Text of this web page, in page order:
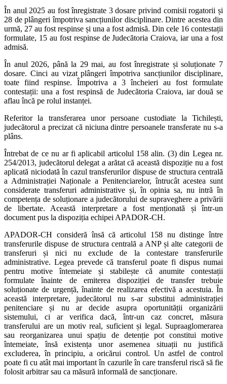
În anul 2025 au fost înregistrate 3 dosare privind comisii rogatorii și
28 de plângeri împotriva sancțiunilor disciplinare. Dintre acestea din
urmă, 27 au fost respinse și una a fost admisă. Din cele 16 contestații
formulate, 15 au fost respinse de Judecătoria Craiova, iar una a fost
admisă.
În anul 2026, până la 29 mai, au fost înregistrate și soluționate 7
dosare. Cinci au vizat plângeri împotriva sancțiunilor disciplinare,
toate fiind respinse. Împotriva a 3 încheieri au fost formulate
contestații: una a fost respinsă de Judecătoria Craiova, iar două se
aflau încă pe rolul instanței.
Referitor la transferarea unor persoane custodiate la Tichilești,
judecătorul a precizat că niciuna dintre persoanele transferate nu s-a
plâns.
Întrebat de ce nu ar fi aplicabil articolul 158 alin. (3) din Legea nr.
254/2013, judecătorul delegat a arătat că această dispoziție nu a fost
aplicată niciodată în cazul transferurilor dispuse de structura centrală
a Administrației Naționale a Penitenciarelor, întrucât acestea sunt
considerate transferuri administrative și, în opinia sa, nu intră în
competența de soluționare a judecătorului de supraveghere a privării
de libertate. Această interpretare a fost menționată și într-un
document pus la dispoziția echipei APADOR-CH.
APADOR-CH consideră însă că articolul 158 nu distinge între
transferurile dispuse de structura centrală a ANP și alte categorii de
transferuri și nici nu exclude de la contestare transferurile
administrative. Legea prevede că transferul poate fi dispus numai
pentru motive întemeiate și stabilește că anumite contestații
formulate înainte de emiterea dispoziției de transfer trebuie
soluționate de urgență, înainte de realizarea efectivă a acestuia. În
această interpretare, judecătorul nu s-ar substitui administrației
penitenciare și nu ar decide asupra oportunității organizării
sistemului, ci ar verifica dacă, într-un caz concret, măsura
transferului are un motiv real, suficient și legal. Supraaglomerarea
sau reorganizarea unui spațiu de detenție pot constitui motive
întemeiate, însă existența unor asemenea situații nu justifică
excluderea, în principiu, a oricărui control. Un astfel de control
poate fi cu atât mai important în cazurile în care transferul riscă să fie
folosit arbitrar sau ca măsură informală de sancționare.